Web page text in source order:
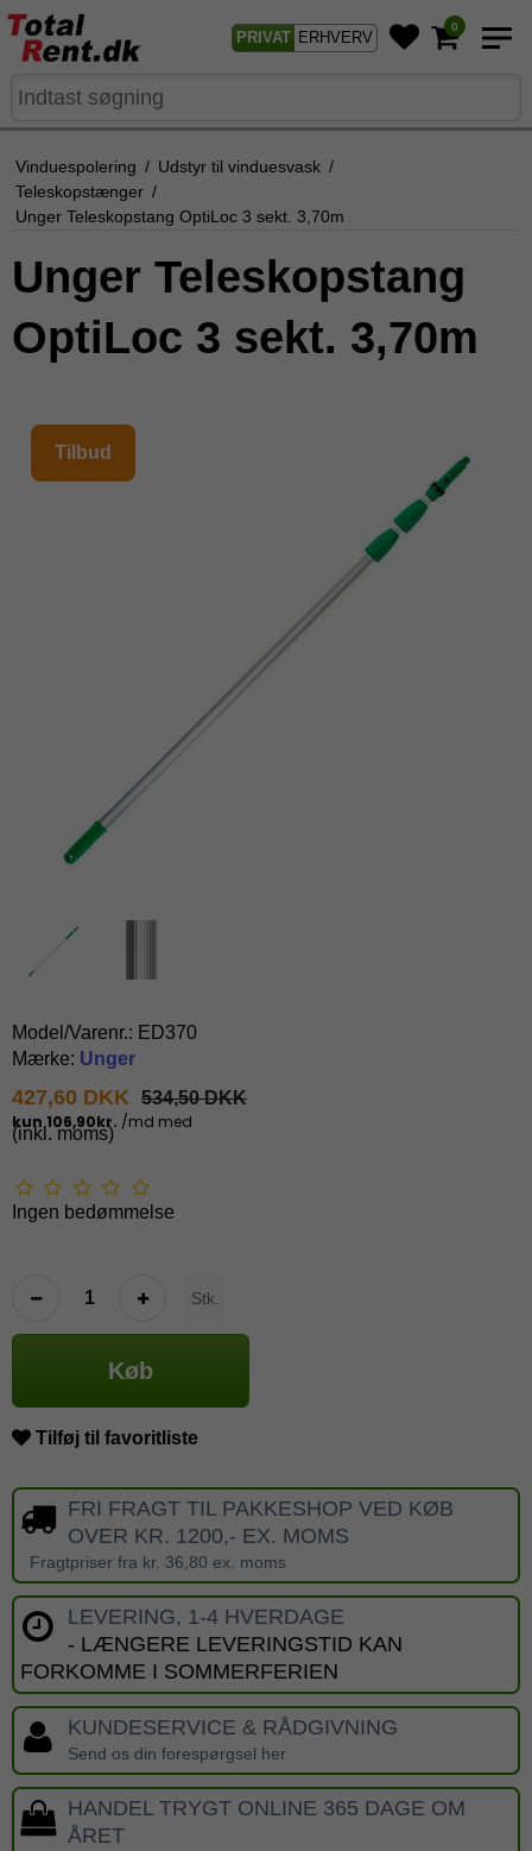
PRIVAT ERHVERV
0
Vinduespolering / Udstyr til vinduesvask /
Teleskopstænger /
Unger Teleskopstang OptiLoc 3 sekt. 3,70m
Unger Teleskopstang
OptiLoc 3 sekt. 3,70m
Tilbud
Model/Varenr.: ED370
Mærke: Unger
427,60 DKK 534,50 DKK
(inkl. moms)
Ingen bedømmelse
Stk.
Køb
Tilføj til favoritliste
FRI FRAGT TIL PAKKESHOP VED KØB
OVER KR. 1200,- EX. MOMS
Fragtpriser fra kr. 36,80 ex. moms
LEVERING, 1-4 HVERDAGE
- LÆNGERE LEVERINGSTID KAN
FORKOMME I SOMMERFERIEN
KUNDESERVICE & RÅDGIVNING
Send os din forespørgsel her
HANDEL TRYGT ONLINE 365 DAGE OM
ÅRET